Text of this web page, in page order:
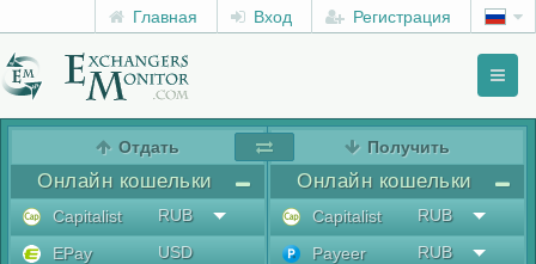
Главная Вход Регистрация
Отдать
Онлайн кошельки
Capitalist
RUB
EPay
USD
Получить
Онлайн кошельки
Capitalist
RUB
Payeer
RUB